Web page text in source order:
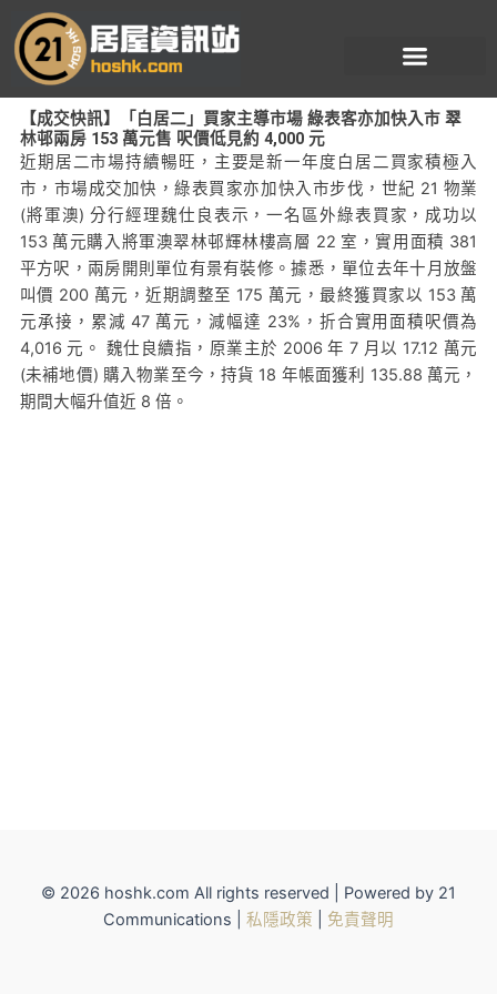
至
【成交快訊】「白居二」買家主導市場 綠表客亦加快入市 翠
林邨兩房 153 萬元售 呎價低見約 4,000 元
近期居二市場持續暢旺，主要是新一年度白居二買家積極入
市，市場成交加快，綠表買家亦加快入市步伐，世紀 21 物業
(將軍澳) 分行經理魏仕良表示，一名區外綠表買家，成功以
153 萬元購入將軍澳翠林邨輝林樓高層 22 室，實用面積 381
平方呎，兩房開則單位有景有裝修。據悉，單位去年十月放盤
叫價 200 萬元，近期調整至 175 萬元，最終獲買家以 153 萬
元承接，累減 47 萬元，減幅達 23%，折合實用面積呎價為
4,016 元。 魏仕良續指，原業主於 2006 年 7 月以 17.12 萬元
(未補地價) 購入物業至今，持貨 18 年帳面獲利 135.88 萬元，
期間大幅升值近 8 倍。
© 2026 hoshk.com All rights reserved | Powered by 21
Communications | 私隱政策 免責聲明